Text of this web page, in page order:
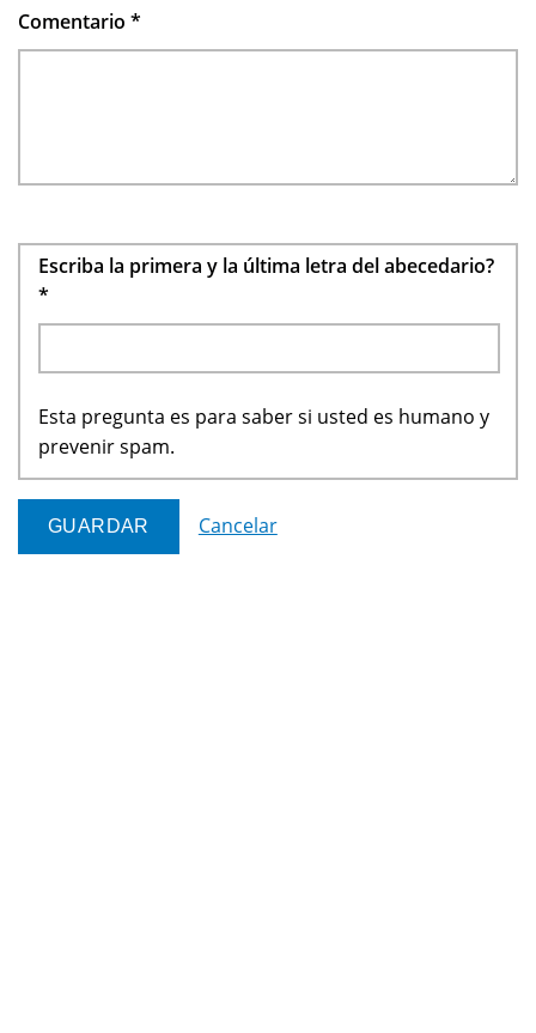
Comentario *
Escriba la primera y la última letra del abecedario?
*
Esta pregunta es para saber si usted es humano y
prevenir spam.
Cancelar